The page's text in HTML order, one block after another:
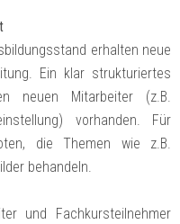
erhalten neue
Ein klar strukturiertes
neuen Mitarbeiter (z.B.
vorhanden. Für
die Themen wie z.B.
behandeln.
und Fachkursteilnehmer